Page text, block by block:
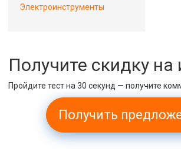
Электроинструменты
Получите скидку на
Пройдите тест на 30 секунд — получите
Получить